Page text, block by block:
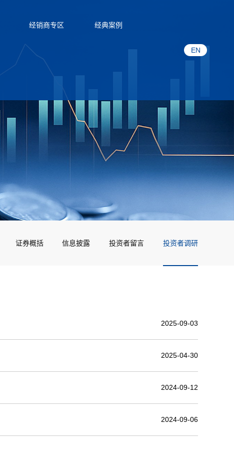
经销商专区 经典案例
EN
证券概括 信息披露 投资者留言 投资者调研
2025-09-03
2025-04-30
2024-09-12
2024-09-06